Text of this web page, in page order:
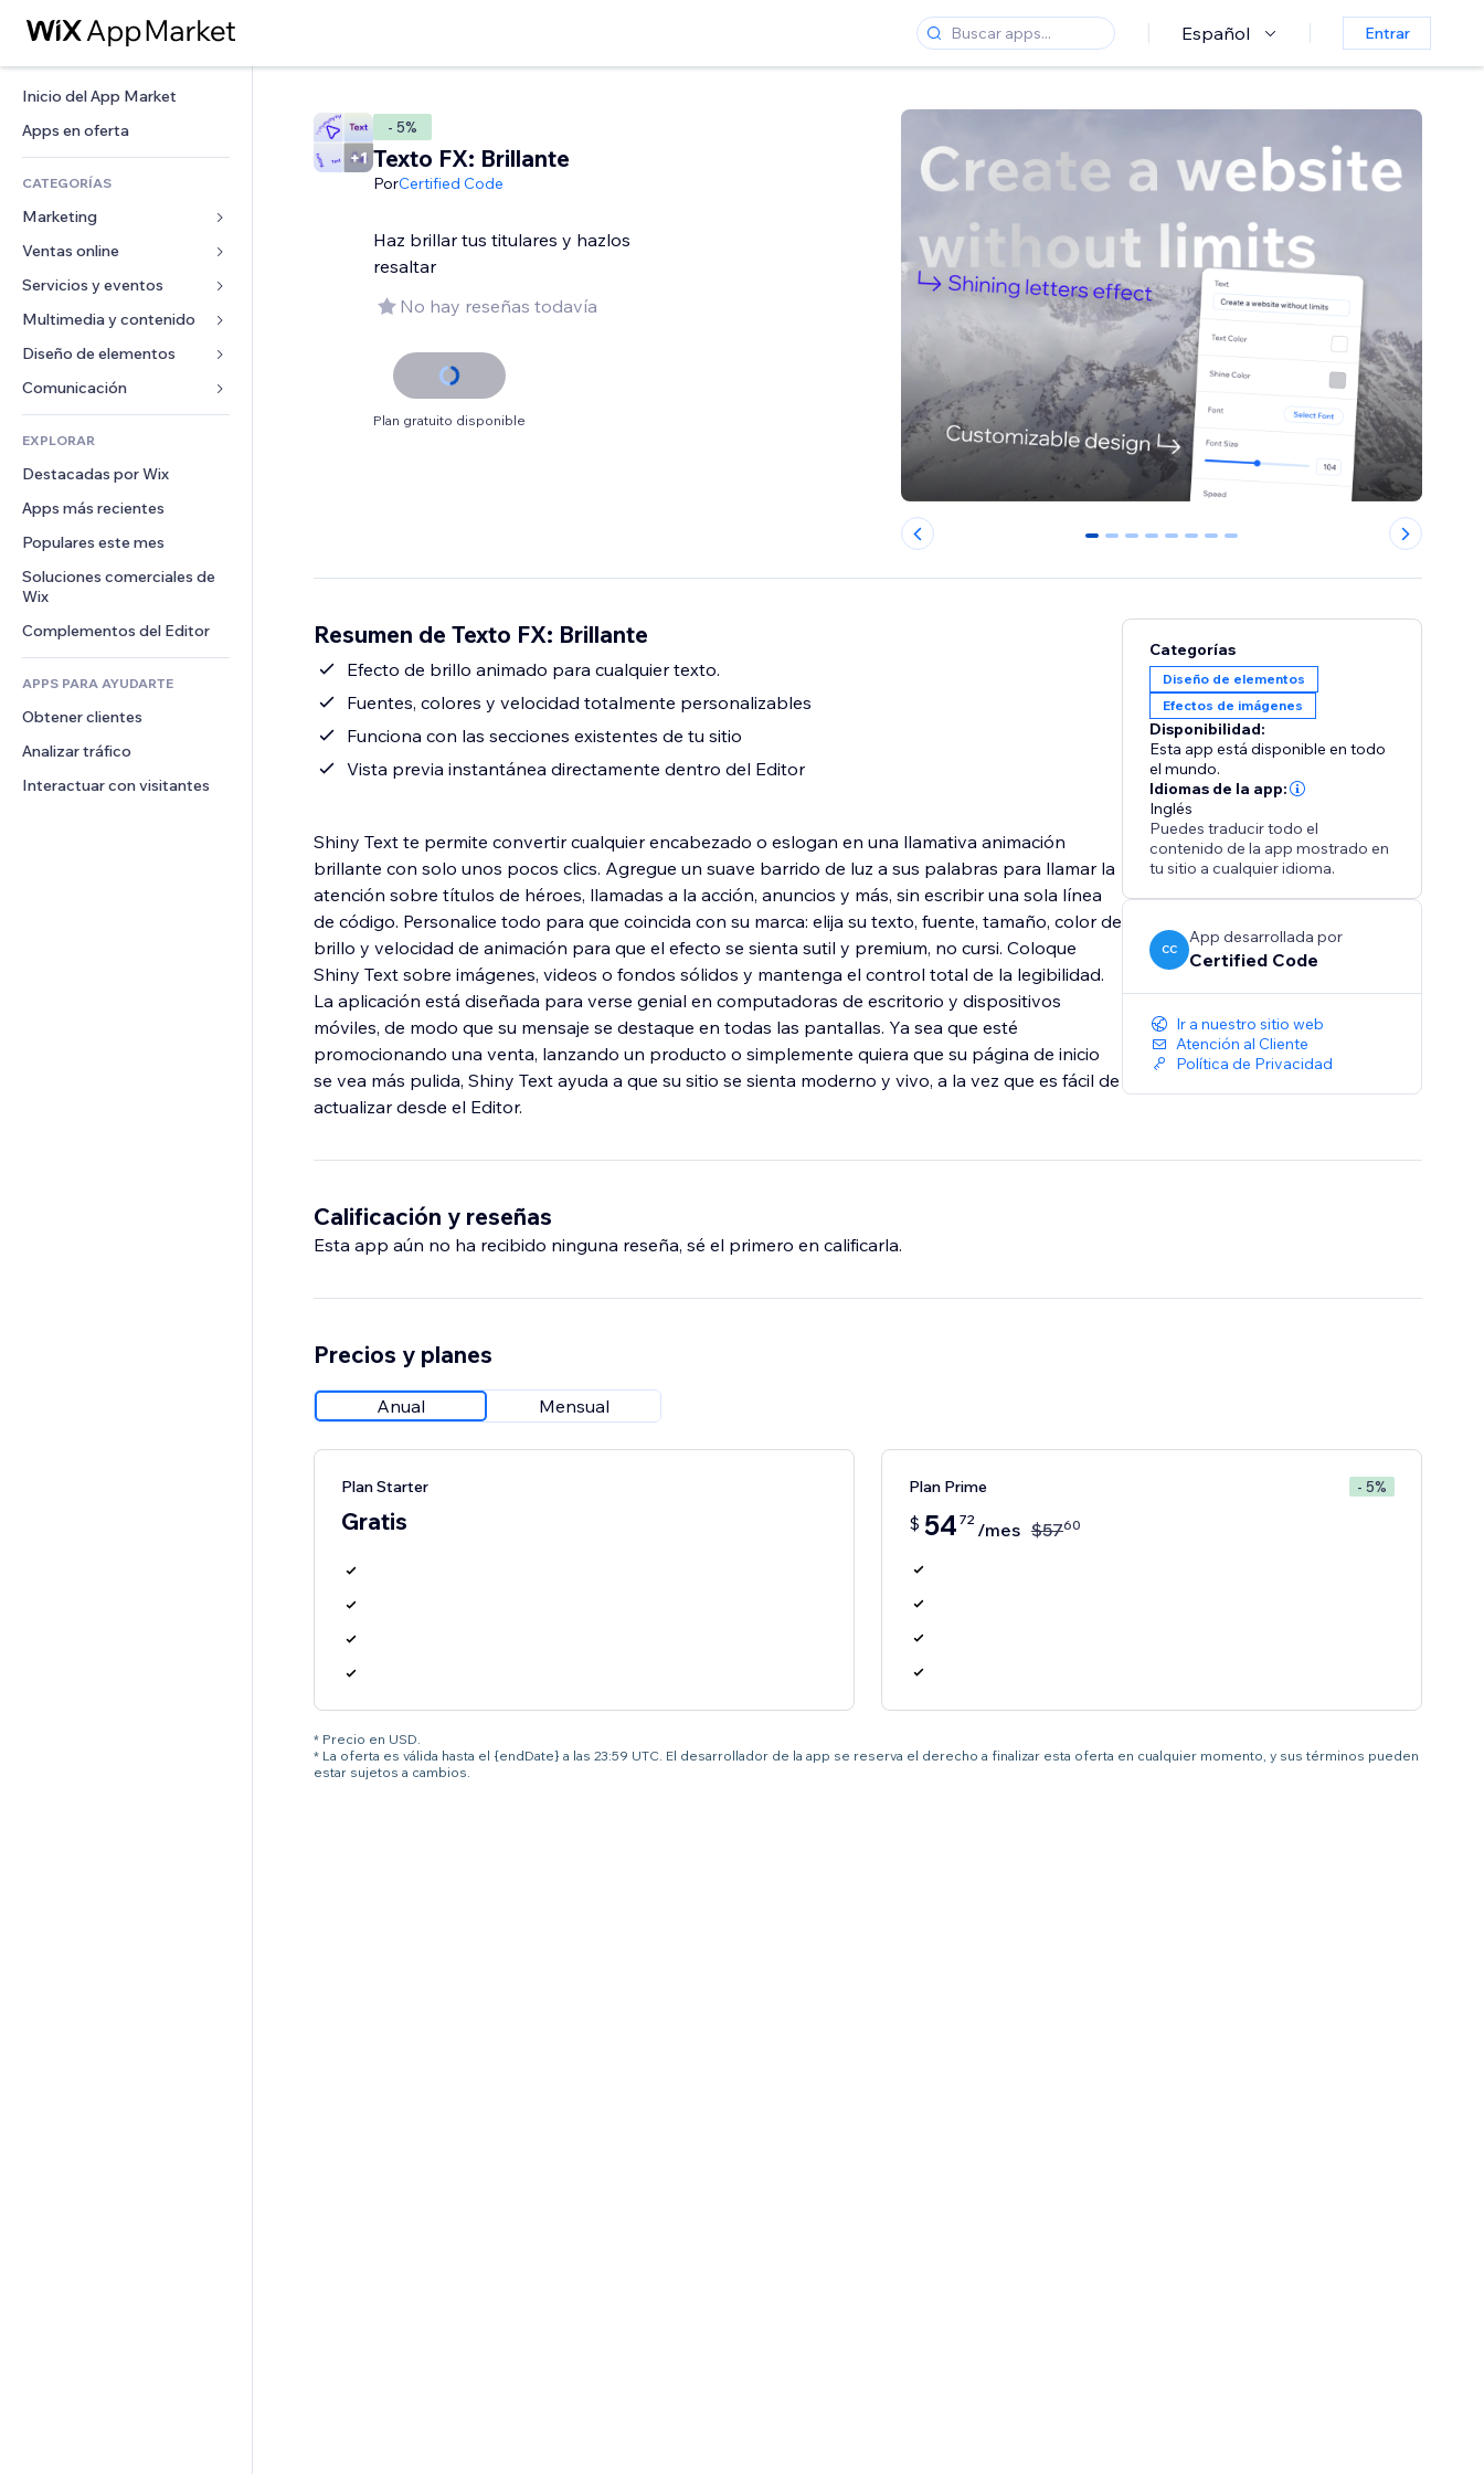
Español Entrar
Inicio del App Market
Apps en oferta
CATEGORÍAS
Marketing
Anuncios
Móvil
Analíticas
Anuncios del sitio
Email
Ventas online
Apps para tiendas
Envíos y entregas
Botones de venta
Contabilidad
Cupones y fidelización
Almacenamiento de mercancía
Crowdfunding
Alimentos y bebidas
Servicios y eventos
Hoteles
Eventos
Restaurantes
Inmobiliarias
Reservas
Multimedia y contenido
Galerías
Música
Pódcast
Fotografía
Video
PDF
Compartir archivos
Noticias
Servicios de contenido
Efectos de texto
Diseño de elementos
Mapas y navegación
Privacidad y seguridad
Reloj
Plantillas para páginas
Efectos de imágenes
Botones y menús
Banners e insignias
Calculadoras
Buscar
Formularios
Encuestas
Chat
Comentarios
Teléfono
Comunidad
Reseñas y testimonios
EXPLORAR
Destacadas por Wix
Apps más recientes
Populares este mes
Soluciones comerciales de
Wix
Complementos del Editor
APPS PARA AYUDARTE
Obtener clientes
Analizar tráfico
Interactuar con visitantes
- 5%
Texto FX: Brillante
PorCertified Code
Haz brillar tus titulares y hazlos
resaltar
No hay reseñas todavía
Plan gratuito disponible
0 1 2 3 4 5 6 7
Resumen de Texto FX: Brillante
Efecto de brillo animado para cualquier texto.
Fuentes, colores y velocidad totalmente personalizables
Funciona con las secciones existentes de tu sitio
Vista previa instantánea directamente dentro del Editor
Shiny Text te permite convertir cualquier encabezado o eslogan en una llamativa animación
brillante con solo unos pocos clics. Agregue un suave barrido de luz a sus palabras para llamar la
atención sobre títulos de héroes, llamadas a la acción, anuncios y más, sin escribir una sola línea
de código. Personalice todo para que coincida con su marca: elija su texto, fuente, tamaño, color de
brillo y velocidad de animación para que el efecto se sienta sutil y premium, no cursi. Coloque
Shiny Text sobre imágenes, videos o fondos sólidos y mantenga el control total de la legibilidad.
La aplicación está diseñada para verse genial en computadoras de escritorio y dispositivos
móviles, de modo que su mensaje se destaque en todas las pantallas. Ya sea que esté
promocionando una venta, lanzando un producto o simplemente quiera que su página de inicio
se vea más pulida, Shiny Text ayuda a que su sitio se sienta moderno y vivo, a la vez que es fácil de
actualizar desde el Editor.
Categorías
Diseño de elementos
Efectos de imágenes
Disponibilidad:
Esta app está disponible en todo
el mundo.
Idiomas de la app:
Inglés
Puedes traducir todo el
contenido de la app mostrado en
tu sitio a cualquier idioma.
CC
App desarrollada por
Certified Code
Ir a nuestro sitio web
Atención al Cliente
Política de Privacidad
Calificación y reseñas
Esta app aún no ha recibido ninguna reseña, sé el primero en calificarla.
Precios y planes
Anual Mensual
Plan Starter
Gratis
Plan Prime - 5%
$ 54 72 /mes $5760
* Precio en USD.
* La oferta es válida hasta el {endDate} a las 23:59 UTC. El desarrollador de la app se reserva el derecho a finalizar esta oferta en cualquier momento, y sus términos pueden
estar sujetos a cambios.